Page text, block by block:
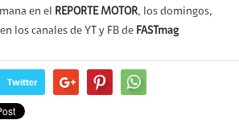
en el REPORTE MOTOR, los domingos,
los canales de YT y FB de FASTmag
Twitter